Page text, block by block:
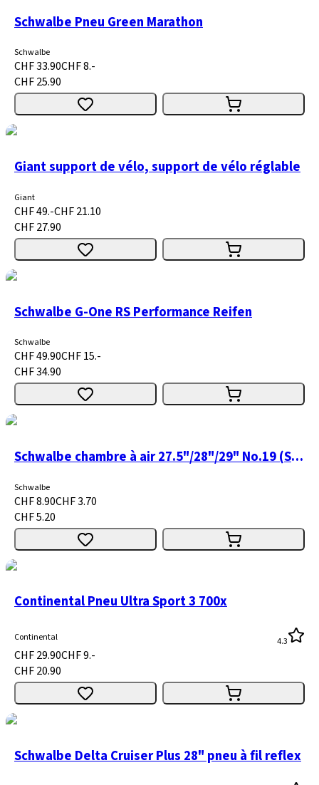
Schwalbe Pneu Green Marathon
Schwalbe
CHF 33.90CHF 8.-
CHF 25.90
Giant support de vélo, support de vélo réglable
Giant
CHF 49.-CHF 21.10
CHF 27.90
Schwalbe G-One RS Performance Reifen
Schwalbe
CHF 49.90CHF 15.-
CHF 34.90
Schwalbe chambre à air 27.5"/28"/29" No.19 (SV19, AV19, DV19) (DV)
Schwalbe
CHF 8.90CHF 3.70
CHF 5.20
Continental Pneu Ultra Sport 3 700x
Continental 4.3
CHF 29.90CHF 9.-
CHF 20.90
Schwalbe Delta Cruiser Plus 28" pneu à fil reflex